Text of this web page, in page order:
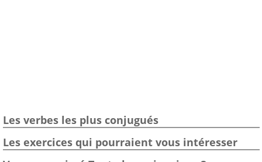
Les verbes les plus conjugués
Les exercices qui pourraient vous intéresser